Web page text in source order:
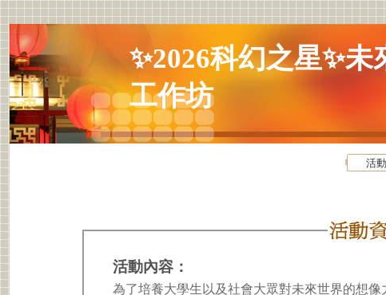
✨2026科幻之星✨
工作坊
活
活動內容：
為了培養大學生以及社會大眾對未來世界的想